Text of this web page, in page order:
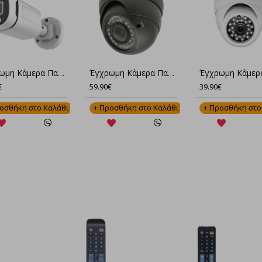
IP Έγχρωμη Κάμερα Παρακολούθησης Full HD Με ΜΙκρόφωνο Νυκτός GN-YHA20-RS40P-2.8
Καλάθι
IP Έγχρωμη Κάμερα Παρακολούθησης Full HD Με Μικρόφωνο GN-YHA20-XM50S-2.8
+ Προσθήκη στο Καλάθι
Έγχρωμη Κάμερα Παρακολούθησης CCTV Full HD Νυχτερινής Λήψης GN-PSJ30-XM50S-2.8
+ Προσθήκη στο Καλάθι